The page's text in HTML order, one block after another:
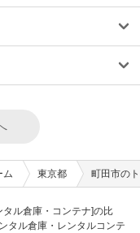
ム 東京都 町田市の
ル倉庫・コンテナ]の比
タル倉庫・レンタルコンテ